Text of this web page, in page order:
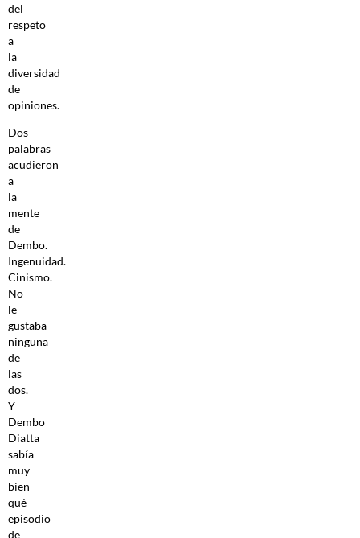
del
respeto
a
la
diversidad
de
opiniones.
Dos
palabras
acudieron
a
la
mente
de
Dembo.
Ingenuidad.
Cinismo.
No
le
gustaba
ninguna
de
las
dos.
Y
Dembo
Diatta
sabía
muy
bien
qué
episodio
de